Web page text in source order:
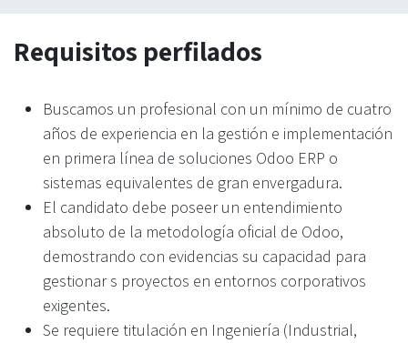
Requisitos perfilados
Buscamos un profesional con un mínimo de cuatro
años de experiencia en la gestión e implementación
en primera línea de soluciones Odoo ERP o
sistemas equivalentes de gran envergadura.
El candidato debe poseer un entendimiento
absoluto de la metodología oficial de Odoo,
demostrando con evidencias su capacidad para
gestionar s proyectos en entornos corporativos
exigentes.
Se requiere titulación en Ingeniería (Industrial,